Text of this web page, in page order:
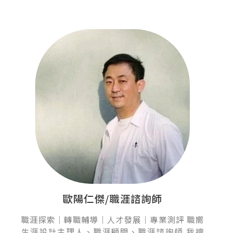
歐陽仁傑/職涯諮詢師
職涯探索｜轉職輔導｜人才發展｜專業測評 職嚮